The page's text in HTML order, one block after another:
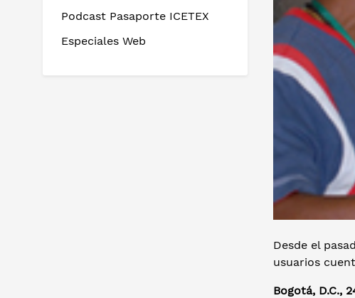
Podcast Pasaporte ICETEX
Especiales Web
Desde el
usuarios
Bogotá, D.C.,